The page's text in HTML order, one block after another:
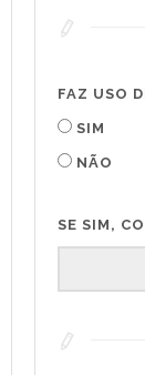
FAZ USO
SIM
NÃO
SE SIM,